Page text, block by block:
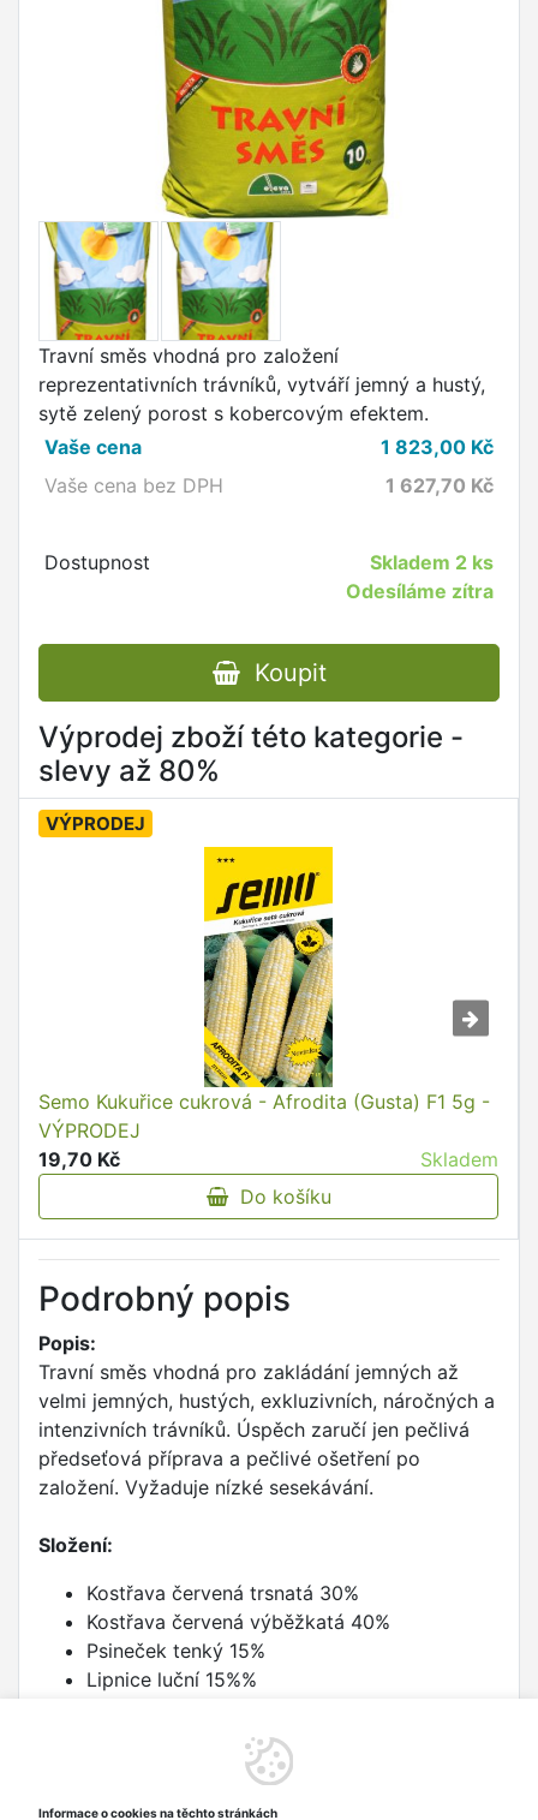
Travní směs vhodná pro založení
reprezentativních trávníků, vytváří jemný a hustý,
sytě zelený porost s kobercovým efektem.
Vaše cena
1 823,00 Kč
Vaše cena bez DPH
1 627,70 Kč
Dostupnost Skladem 2 ks
Odesíláme zítra
Koupit
Výprodej zboží této kategorie -
slevy až 80%
VÝPRODEJ
Semo Kukuřice cukrová - Afrodita (Gusta) F1 5g -
VÝPRODEJ
19,70 Kč
Skladem
Do košíku
Podrobný popis
Popis:
Travní směs vhodná pro zakládání jemných až
velmi jemných, hustých, exkluzivních, náročných a
intenzivních trávníků. Úspěch zaručí jen pečlivá
předseťová příprava a pečlivé ošetření po
založení. Vyžaduje nízké sesekávání.
Složení:
Kostřava červená trsnatá 30%
Kostřava červená výběžkatá 40%
Psineček tenký 15%
Lipnice luční 15%%
1 kg na 50 m2. Hloubka setí je 0,5 - 1 cm. Pěkný
vzhled trávníku udržíte pravidelným sečením,
Informace o cookies na těchto stránkách